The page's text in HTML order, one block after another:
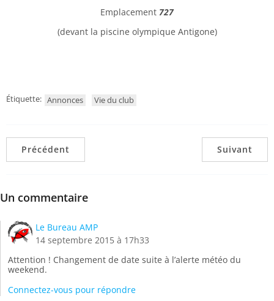
Emplacement 727
(devant la piscine olympique Antigone)
Étiquette: Annonces Vie du club
Précédent Suivant
Un commentaire
Le Bureau AMP
14 septembre 2015 à 17h33
Attention ! Changement de date suite à l’alerte météo du
weekend.
Connectez-vous pour répondre